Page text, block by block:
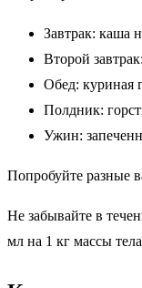
Завтрак: каша
Второй
Обед: куриная
Полдник:
Ужин:
Попробуйте разные
Не забывайте в
мл на 1 кг массы